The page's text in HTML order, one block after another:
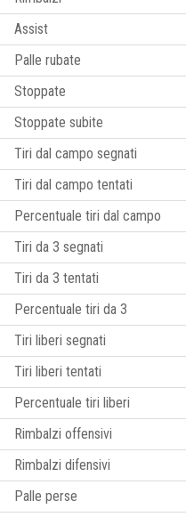
Assist
Palle rubate
Stoppate
Stoppate subite
Tiri dal campo segnati
Tiri dal campo tentati
Percentuale tiri dal campo
Tiri da 3 segnati
Tiri da 3 tentati
Percentuale tiri da 3
Tiri liberi segnati
Tiri liberi tentati
Percentuale tiri liberi
Rimbalzi offensivi
Rimbalzi difensivi
Palle perse